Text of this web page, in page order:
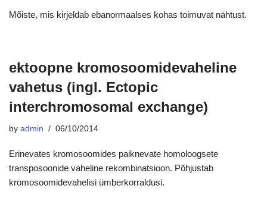
Mõiste, mis kirjeldab ebanormaalses kohas toimuvat nähtust.
ektoopne kromosoomidevaheline
vahetus (ingl. Ectopic
interchromosomal exchange)
by admin 06/10/2014
Erinevates kromosoomides paiknevate homoloogsete
transposoonide vaheline rekombinatsioon. Põhjustab
kromosoomidevahelisi ümberkorraldusi.